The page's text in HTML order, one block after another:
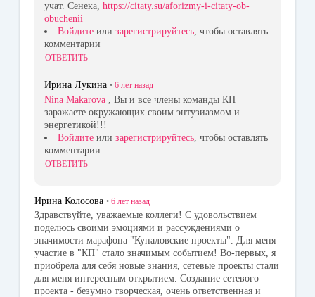
учат. Сенека, https://citaty.su/aforizmy-i-citaty-ob-
obuchenii
Войдите или зарегистрируйтесь, чтобы оставлять
комментарии
ОТВЕТИТЬ
Ирина Лукина • 6 лет назад
Nina Makarova
, Вы и все члены команды КП
заражаете окружающих своим энтузиазмом и
энергетикой!!!
Войдите или зарегистрируйтесь , чтобы оставлять
комментарии
ОТВЕТИТЬ
Ирина Колосова • 6 лет назад
Здравствуйте, уважаемые коллеги! С удовольствием
поделюсь своими эмоциями и рассуждениями о
значимости марафона "Купаловские проекты". Для меня
участие в "КП" стало значимым событием! Во-первых, я
приобрела для себя новые знания, сетевые проекты стали
для меня интересным открытием. Создание сетевого
проекта - безумно творческая, очень ответственная и